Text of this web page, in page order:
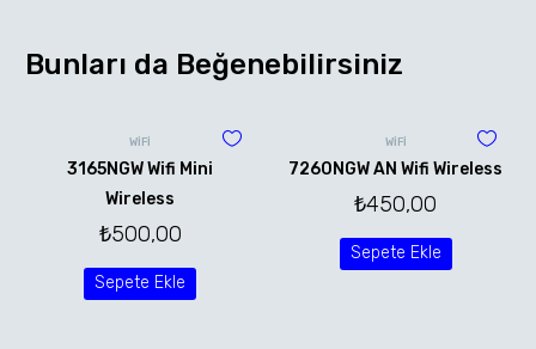
Bunları da Beğenebilirsiniz
WİFİ
3165NGW Wifi Mini
Wireless
₺500,00
Sepete Ekle
WİFİ
7260NGW AN Wifi Wireless
₺450,00
Sepete Ekle